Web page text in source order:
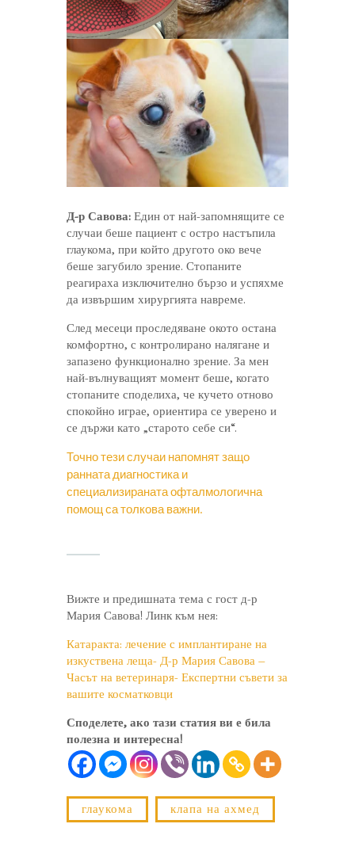
Д-р Савова: Един от най-запомнящите се
случаи беше пациент с остро настъпила
глаукома, при който другото око вече
беше загубило зрение. Стопаните
реагираха изключително бързо и успяхме
да извършим хирургията навреме.
След месеци проследяване окото остана
комфортно, с контролирано налягане и
запазено функционално зрение. За мен
най-вълнуващият момент беше, когато
стопаните споделиха, че кучето отново
спокойно играе, ориентира се уверено и
се държи като „старото себе си“.
Точно тези случаи напомнят защо
ранната диагностика и
специализираната офталмологична
помощ са толкова важни.
Вижте и предишната тема с гост д-р
Мария Савова! Линк към нея:
Катаракта: лечение с имплантиране на
изкуствена леща- Д-р Мария Савова –
Часът на ветеринаря- Експертни съвети за
вашите косматковци
Споделете, ако тази статия ви е била
полезна и интересна!
глаукома клапа на ахмед